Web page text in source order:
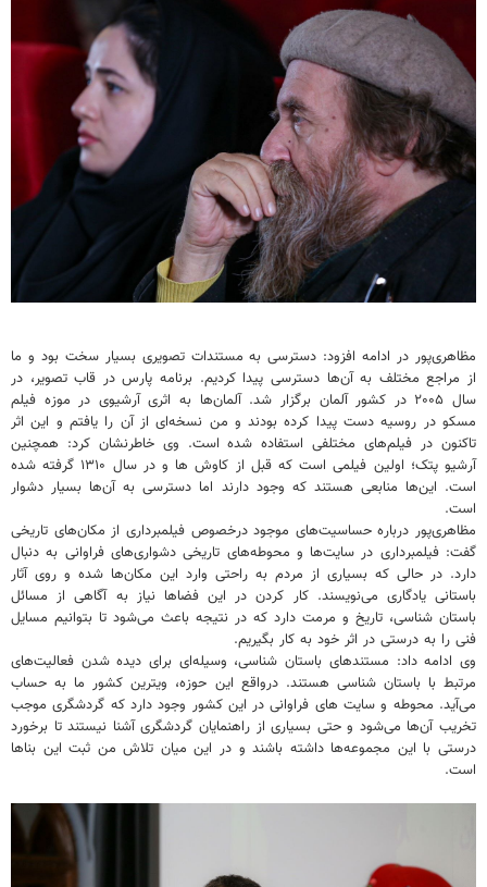
مظاهری‌پور در ادامه افزود: دسترسی به مستندات تصویری بسیار سخت بود و ما
از مراجع مختلف به آن‌ها دسترسی پیدا کردیم. برنامه پارس در قاب تصویر، در
سال ۲۰۰۵ در کشور آلمان برگزار شد. آلمان‌ها به اثری آرشیوی در موزه فیلم
مسکو در روسیه دست پیدا کرده بودند و من نسخه‌ای از آن را یافتم و این اثر
تاکنون در فیلم‌های مختلفی استفاده شده است. وی خاطرنشان کرد: همچنین
آرشیو پتک؛ اولین فیلمی است که قبل از کاوش ها و در سال ۱۳۱۰ گرفته شده
است. این‌ها منابعی هستند که وجود دارند اما دسترسی به آن‌ها بسیار دشوار
است.
مظاهری‌پور درباره حساسیت‌های موجود درخصوص فیلمبرداری از مکان‌های تاریخی
گفت: فیلمبرداری در سایت‌ها و محوطه‌های تاریخی دشواری‌های فراوانی به دنبال
دارد. در حالی که بسیاری از مردم به راحتی وارد این مکان‌ها شده و روی آثار
باستانی یادگاری می‌نویسند. کار کردن در این فضاها نیاز به آگاهی از مسائل
باستان شناسی، تاریخ و مرمت دارد که در نتیجه باعث می‌شود تا بتوانیم مسایل
فنی را به درستی در اثر خود به کار بگیریم.
وی ادامه داد: مستندهای باستان شناسی، وسیله‌ای برای دیده شدن فعالیت‌های
مرتبط با باستان شناسی هستند. درواقع این حوزه، ویترین کشور ما به حساب
می‌آید. محوطه‌ و سایت های فراوانی در این کشور وجود دارد که گردشگری موجب
تخریب آن‌ها می‌شود و حتی بسیاری از راهنمایان گردشگری آشنا نیستند تا برخورد
درستی با این مجموعه‌ها داشته باشند و در این میان تلاش من ثبت این بناها
است.